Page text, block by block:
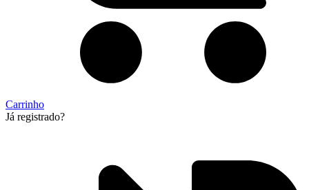
Carrinho
Já registrado?